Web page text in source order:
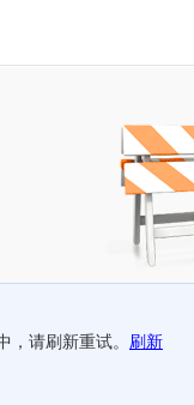
，请刷新重试。 刷新